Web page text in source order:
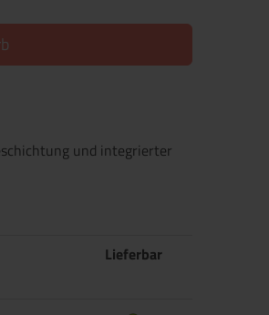
und integrierter
Lieferbar